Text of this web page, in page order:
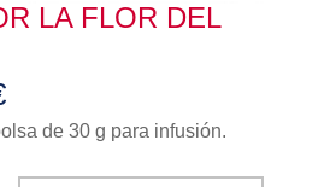
LA FLOR DEL
de 30 g para infusión.